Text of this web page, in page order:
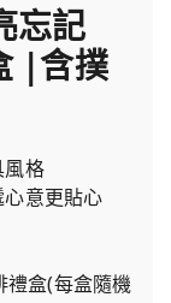
忘記
|含撲
格
意更貼心
盒(每盒隨機